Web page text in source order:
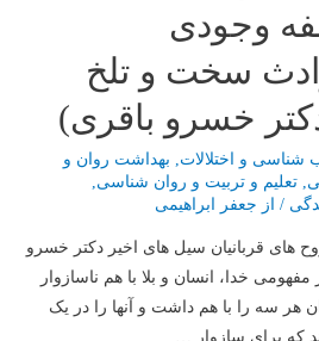
وجودی
سخت و تلخ
خسرو باقری)
شناسی و اختلالات, بهداشت روان و
, تعلیم و تربیت و روان شناسی,
/ از جعفر ابراهیمی
های قربانیان سیل های اخیر دکتر خسرو
خدا، انسان و بلا با هم ناسازوار
هر سه را با هم داشت و آنها را در یک
که برای سازوار …